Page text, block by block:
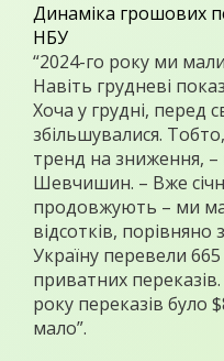
Динаміка грошових
НБУ
“2024-го року ми
Навіть грудневі
Хоча у грудні, перед
збільшувалися.
тренд на зниження,
Шевчишин. – Вже
продовжують – ми
відсотків,
Україну перевели
приватних переказів.
року переказів було
мало”.